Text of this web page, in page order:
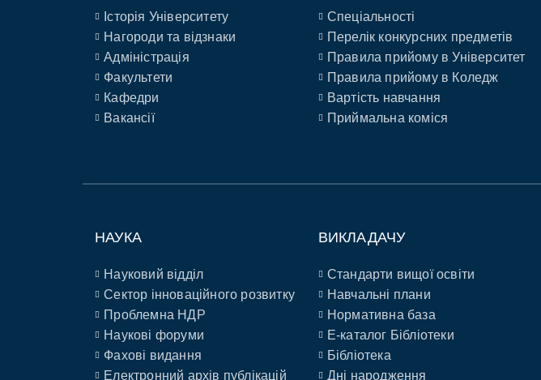
Історія Університету
Нагороди та відзнаки
Адміністрація
Факультети
Кафедри
Вакансії
Спеціальності
Перелік конкурсних предметів
Правила прийому в Університет
Правила прийому в Коледж
Вартість навчання
Приймальна коміся
НАУКА
Науковий відділ
Сектор інноваційного розвитку
Проблемна НДР
Наукові форуми
Фахові видання
Електронний архів публікацій
ВИКЛАДАЧУ
Стандарти вищої освіти
Навчальні плани
Нормативна база
E-каталог Бібліотеки
Бібліотека
Дні народження